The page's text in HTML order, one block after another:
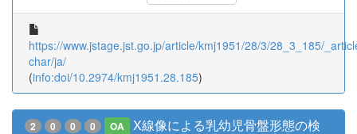
https://www.jstage.jst.go.jp/article/kmj1951/28/3/28_3_185/
char/ja/
(info:doi/10.2974/kmj1951.28.185)
2 0 0 0 OA
X線像による乳幼児骨盤形態の検